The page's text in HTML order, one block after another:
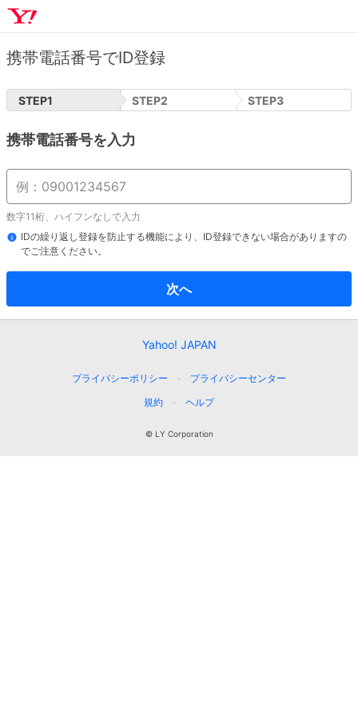
携帯電話番号でID登録
STEP1 STEP2 STEP3
携帯電話番号を入力
数字11桁、ハイフンなしで入力
IDの繰り返し登録を防止する機能により、ID登録できない場合がありますの
でご注意ください。
次へ
Yahoo! JAPAN
プライバシーポリシー
プライバシーセンター
規約
ヘルプ
© LY Corporation